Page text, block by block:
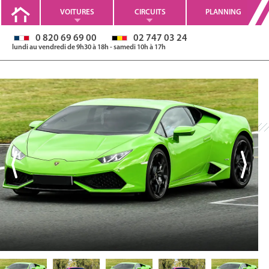
VOITURES CIRCUITS PLANNING
0 820 69 69 00 02 747 03 24
lundi au vendredi de 9h30 à 18h - samedi 10h à 17h